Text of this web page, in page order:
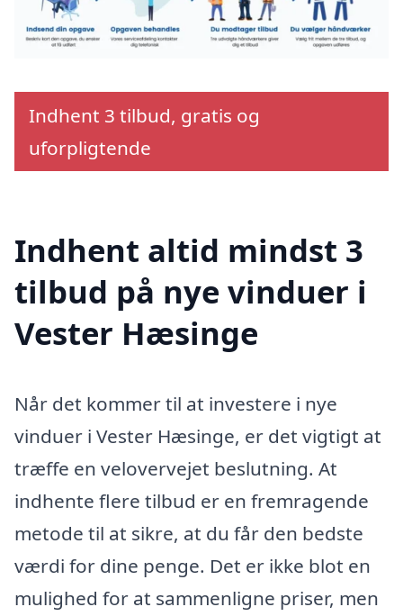
Indhent 3 tilbud, gratis og
uforpligtende
Indhent altid mindst 3
tilbud på nye vinduer i
Vester Hæsinge
Når det kommer til at investere i nye
vinduer i Vester Hæsinge, er det vigtigt at
træffe en velovervejet beslutning. At
indhente flere tilbud er en fremragende
metode til at sikre, at du får den bedste
værdi for dine penge. Det er ikke blot en
mulighed for at sammenligne priser, men